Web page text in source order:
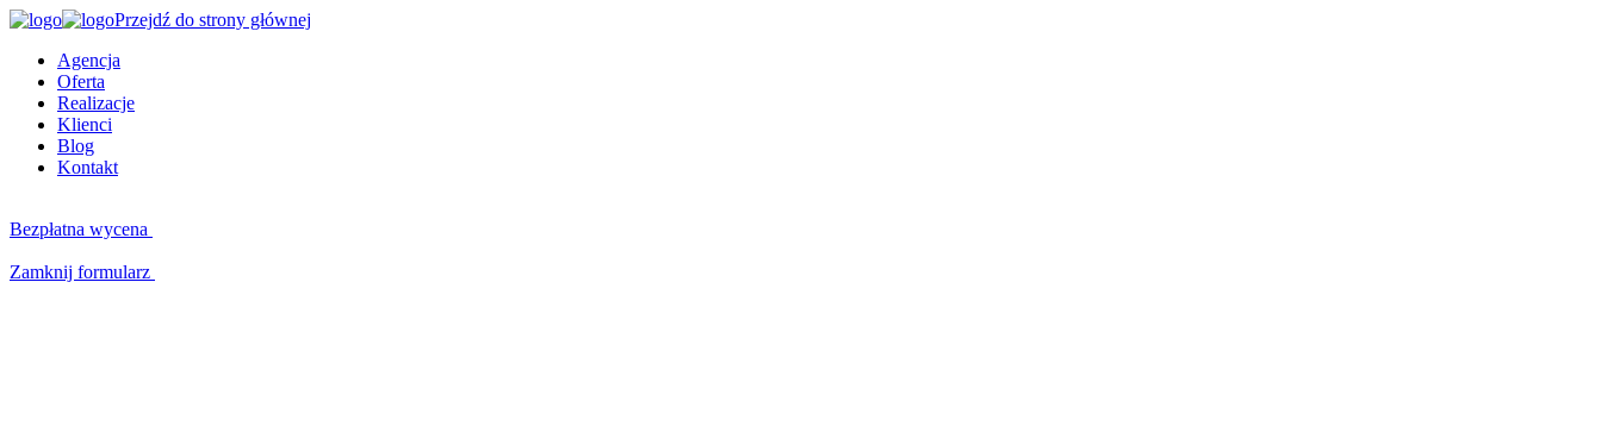
Przejdź do strony głównej
Agencja
Oferta
Realizacje
Klienci
Blog
Kontakt
Bezpłatna wycena
Zamknij formularz